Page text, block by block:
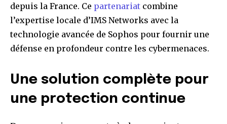
depuis la France. Ce partenariat combine
l’expertise locale d’IMS Networks avec la
technologie avancée de Sophos pour fournir une
défense en profondeur contre les cybermenaces.
Une solution complète pour
une protection continue